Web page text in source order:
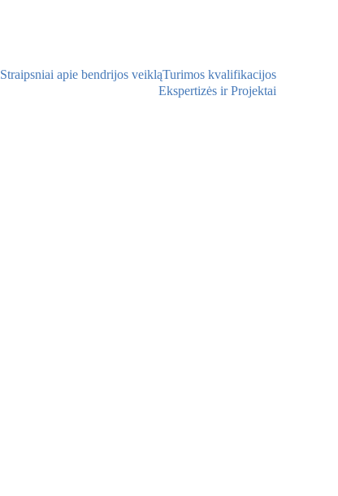
Straipsniai apie bendrijos veikląTurimos kvalifikacijos
Ekspertizės ir Projektai